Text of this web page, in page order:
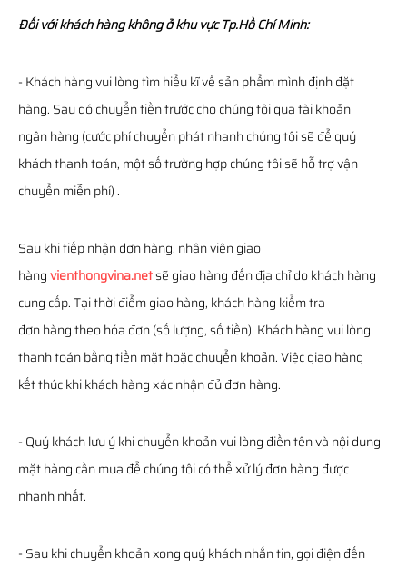
Đối với khách hàng không ở khu vực Tp.Hồ Chí Minh:
- Khách hàng vui lòng tìm hiểu kĩ về sản phẩm mình định đặt
hàng. Sau đó chuyển tiền trước cho chúng tôi qua tài khoản
ngân hàng (cước phí chuyển phát nhanh chúng tôi sẽ để quý
khách thanh toán, một số trường hợp chúng tôi sẽ hỗ trợ vận
chuyển miễn phí) .
Sau khi tiếp nhận đơn hàng, nhân viên giao
hàngvienthongvina.netsẽ giao hàng đến địa chỉ do khách hàng
cung cấp. Tại thời điểm giao hàng, khách hàng kiểm tra
đơn hàng theo hóa đơn (số lượng, số tiền). Khách hàng vui lòng
thanh toán bằng tiền mặt hoặc chuyển khoản. Việc giao hàng
kết thúc khi khách hàng xác nhận đủ đơn hàng.
- Quý khách lưu ý khi chuyển khoản vui lòng điền tên và nội dung
mặt hàng cần mua để chúng tôi có thể xử lý đơn hàng được
nhanh nhất.
- Sau khi chuyển khoản xong quý khách nhắn tin, gọi điện đến